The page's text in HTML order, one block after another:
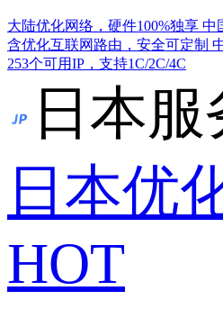
大陆优化网络，硬件100%独享 中
含优化互联网路由，安全可定制
253个可用IP，支持1C/2C/4C
日本
日本优
HOT